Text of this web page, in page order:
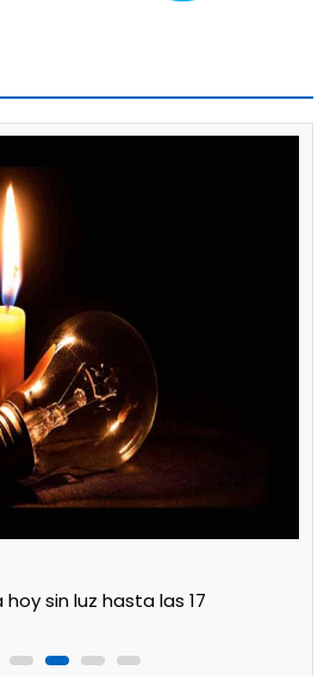
sin luz hasta las 17